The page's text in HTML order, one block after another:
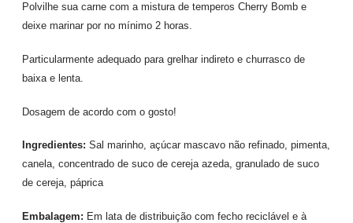
Polvilhe sua carne com a mistura de temperos Cherry Bomb e
deixe marinar por no mínimo 2 horas.
Particularmente adequado para grelhar indireto e churrasco de
baixa e lenta.
Dosagem de acordo com o gosto!
Ingredientes: Sal marinho, açúcar mascavo não refinado, pimenta,
canela, concentrado de suco de cereja azeda, granulado de suco
de cereja, páprica
Embalagem: Em lata de distribuição com fecho reciclável e à